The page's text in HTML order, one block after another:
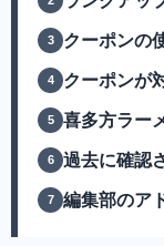
クーポンの
クーポンが
喜多方ラー
過去に確認
編集部のア